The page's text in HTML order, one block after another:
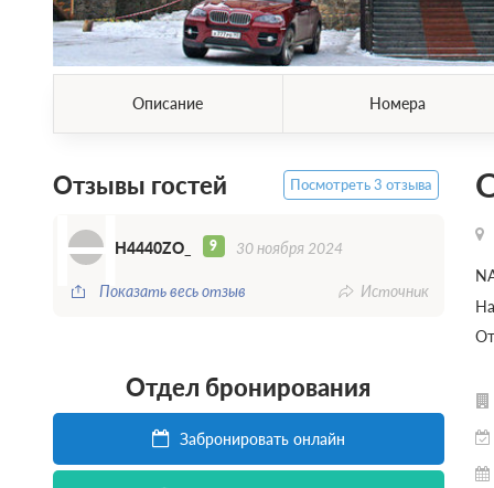
Описание Номера
Отзывы гостей Посмотреть 3 отзыва
HH4440ZO_ 9 30 ноября 2024
Показать весь отзыв Источник
Отдел бронирования
Забронировать онлайн